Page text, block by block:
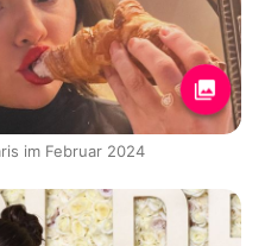
im Februar 2024